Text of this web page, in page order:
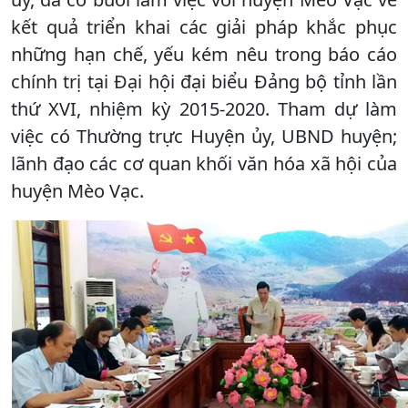
kết quả triển khai các giải pháp khắc phục
những hạn chế, yếu kém nêu trong báo cáo
chính trị tại Đại hội đại biểu Đảng bộ tỉnh lần
thứ XVI, nhiệm kỳ 2015-2020. Tham dự làm
việc có Thường trực Huyện ủy, UBND huyện;
lãnh đạo các cơ quan khối văn hóa xã hội của
huyện Mèo Vạc.